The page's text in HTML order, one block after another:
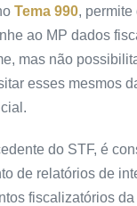
Tema 990, permite
ao MP dados
mas não
esses mesmos
do STF, é
de relatórios de
fiscalizatórios da